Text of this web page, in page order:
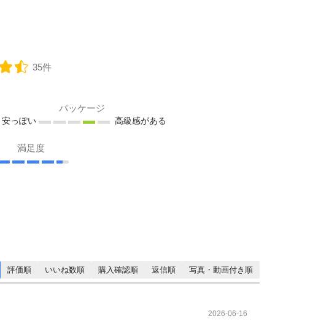
35件
パッケージ
安っぽい 高級感がある
満足度
評価順 いいね数順 購入確認順 返信順 写真・動画付き順
2026-06-16